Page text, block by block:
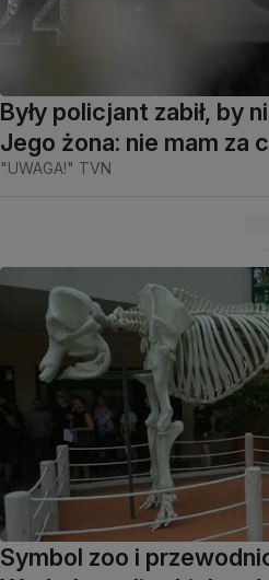
Były policjant zabił, by
Jego żona: nie mam za
"UWAGA!" TVN
Symbol zoo i